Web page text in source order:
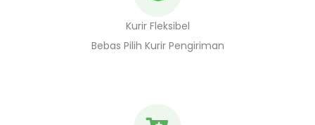
Kurir Fleksibel
Bebas Pilih Kurir Pengiriman